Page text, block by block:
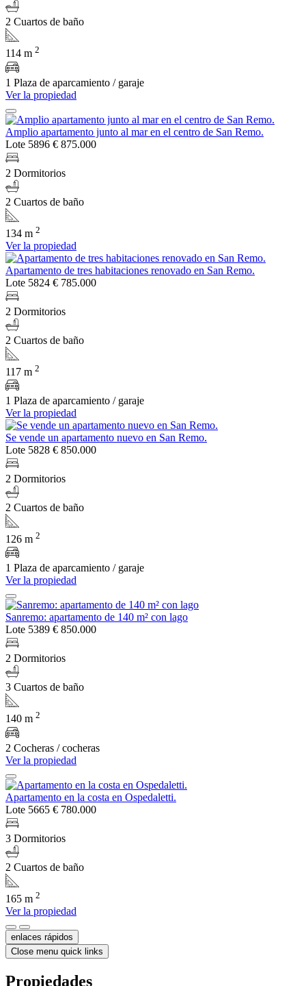
2 Cuartos de baño
114 m 2
1 Plaza de aparcamiento / garaje
Ver la propiedad
Amplio apartamento junto al mar en el centro de San Remo.
Lote 5896 € 875.000
2 Dormitorios
2 Cuartos de baño
134 m 2
Ver la propiedad
Apartamento de tres habitaciones renovado en San Remo.
Lote 5824 € 785.000
2 Dormitorios
2 Cuartos de baño
117 m 2
1 Plaza de aparcamiento / garaje
Ver la propiedad
Se vende un apartamento nuevo en San Remo.
Lote 5828 € 850.000
2 Dormitorios
2 Cuartos de baño
126 m 2
1 Plaza de aparcamiento / garaje
Ver la propiedad
Sanremo: apartamento de 140 m² con lago
Lote 5389 € 850.000
2 Dormitorios
3 Cuartos de baño
140 m 2
2 Cocheras / cocheras
Ver la propiedad
Apartamento en la costa en Ospedaletti.
Lote 5665 € 780.000
3 Dormitorios
2 Cuartos de baño
165 m 2
Ver la propiedad
enlaces rápidos
Close menu quick links
Propiedades